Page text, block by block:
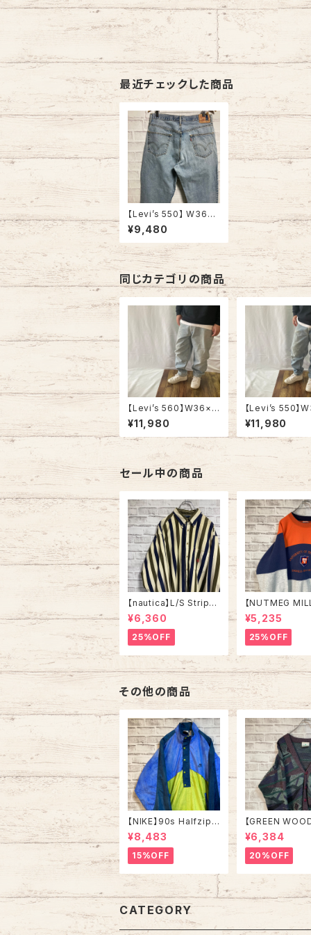
最近チェックした商品
【Levi’s 550】 W36×L
32 Denim リーバイス
550 ライトブルー ジー
ンズ ジーパン アメリカ
古着
¥9,480
同じカテゴリの商品
【Levi’s 560】W36×L
30 90s Made in US
A Denim Pants Jean
s リーバイス 560 USA
製 ブルーデニム ライト
ブルー ジーンズ テーパ
ード ルーズフィット バギ
ーパンツ アメリカ USA
古着
¥11,980
【Levi’s 550】
32 90s Made
A Denim
s リーバイス
製 ブルーデニム
ブルー ジーンズ
アメリカ USA
¥11,980
セール中の商品
【nautica】L/S Stripe
Corduroy Shirt L 90
s ノーティカ ストライプ
コーデュロイ シャツ ボ
タンダウン 長袖 ワンポ
イントロゴ 刺繍ロゴ 旧
タグ USA アメリカ 古着
¥6,360
25%OFF
【NUTMEG
weat XL Made
A 90s
OF
tage ナツメグミ
レッジモノ カレ
テネシー大学 ス
トレーナー ヴィ
¥5,235
25%OFF
その他の商品
【NIKE】90s Halfzip
Nylon Jacket L相当
USA規格 ナイキ 銀タグ
切替 ハーフジップ ナイ
ロンジャケット スナップ
ボタン 切替 刺繍ロゴ
胸ロゴ ワンポイントロ
ゴ Swoosh アウター
アメリカ USA 古着
¥8,483
15%OFF
【GREEN
rdigan L相当
n BRITAIN “EURO LI
NE” カーディガン 総柄
ウール混合 イギ
ユーロライン ヨ
パ 古着
¥6,384
20%OFF
CATEGORY